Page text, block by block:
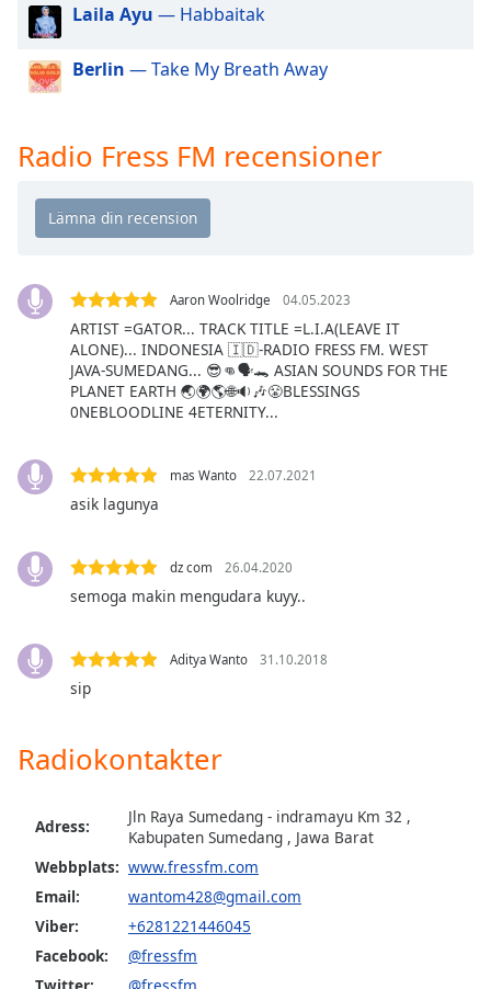
dialog
window.
Escape
and
window.
Text
Color
Background
Color
Opacity
Background
Color
Opacity
Edge
Style
Laila Ayu — Habbaitak
Berlin — Take My Breath Away
Radio Fress FM recensioner
Aaron Woolridge 04.05.2023
ARTIST =GATOR... TRACK TITLE =L.I.A(LEAVE IT
ALONE)... INDONESIA 🇮🇩-RADIO FRESS FM. WEST
JAVA-SUMEDANG... 😎👊🗣🐊 ASIAN SOUNDS FOR THE
PLANET EARTH 🌏🌍🌎🌐🔉🎶😤BLESSINGS
0NEBLOODLINE 4ETERNITY...
mas Wanto 22.07.2021
asik lagunya
dz com 26.04.2020
semoga makin mengudara kuyy..
Aditya Wanto 31.10.2018
sip
Radiokontakter
Adress:
Jln Raya Sumedang - indramayu Km 32 ,
Kabupaten Sumedang , Jawa Barat
Webbplats: www.fressfm.com
Email:
wantom428@gmail.com
Viber:
+6281221446045
Facebook:
@fressfm